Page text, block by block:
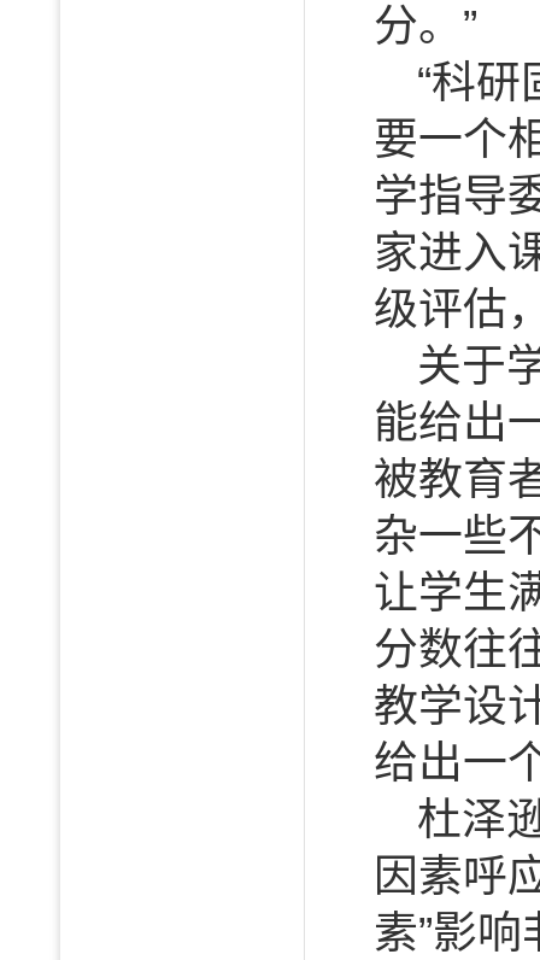
分。”
“科
要一个
学指导
家进入
级评估
关于
能给出
被教育
杂一些
让学生
分数往
教学设
给出一
杜泽
因素呼
素”影